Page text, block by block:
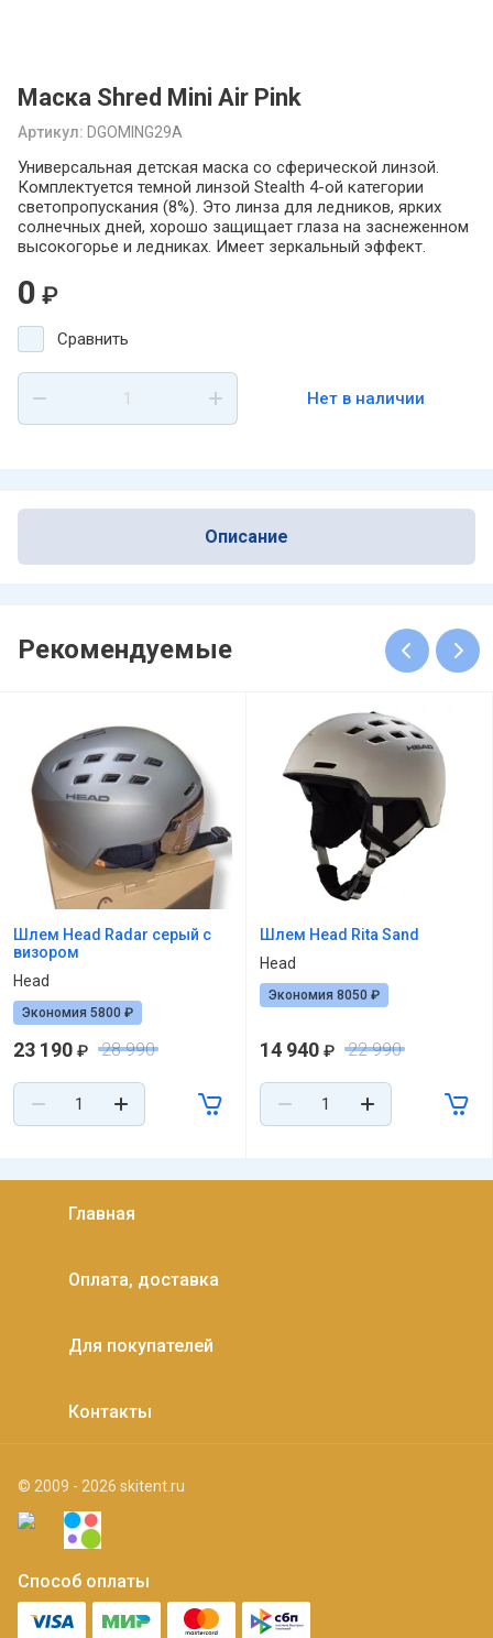
Маска Shred Mini Air Pink
Артикул: DGOMING29A
Универсальная детская маска со сферической линзой.
Комплектуется темной линзой Stealth 4-ой категории
светопропускания (8%). Это линза для ледников, ярких
солнечных дней, хорошо защищает глаза на заснеженном
высокогорье и ледниках. Имеет зеркальный эффект.
0 ₽
Сравнить
Нет в наличии
Описание
Рекомендуемые
Шлем Head Radar серый с
визором
Head
Экономия 5800 ₽
23 190 ₽ 28 990
Шлем Head Rita Sand
Head
Экономия 8050 ₽
14 940 ₽ 22 990
Главная
Оплата, доставка
Для покупателей
Контакты
© 2009 - 2026 skitent.ru
Способ оплаты